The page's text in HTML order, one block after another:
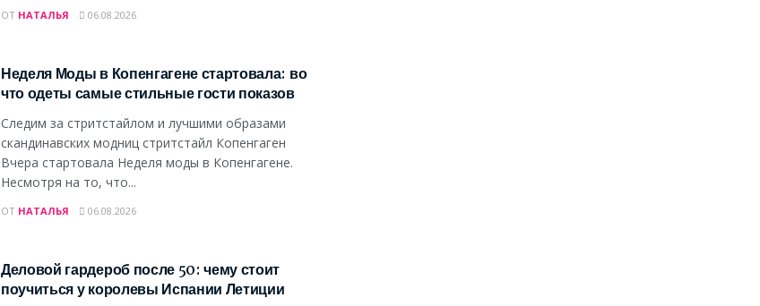
ОТ НАТАЛЬЯ
06.08.2026
Неделя Моды в Копенгагене стартовала: во
что одеты самые стильные гости показов
Следим за стритстайлом и лучшими образами
скандинавских модниц стритстайл Копенгаген
Вчера стартовала Неделя моды в Копенгагене.
Несмотря на то, что...
ОТ НАТАЛЬЯ 06.08.2026
Деловой гардероб после 50: чему стоит
поучиться у королевы Испании Летиции